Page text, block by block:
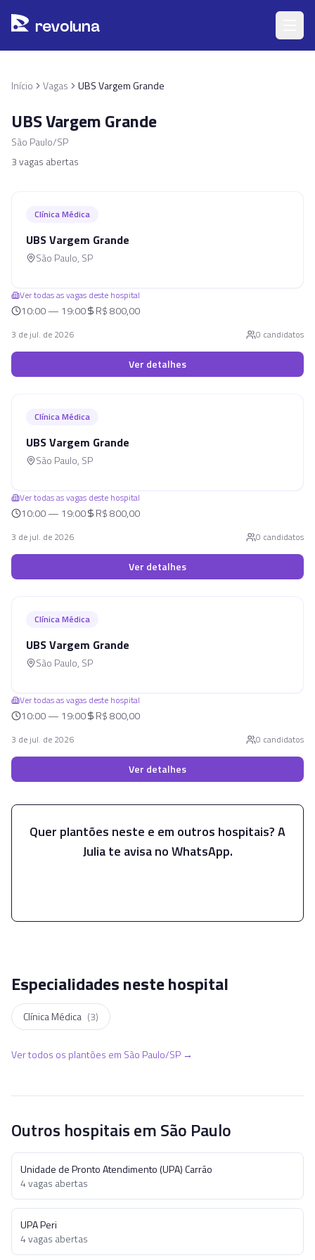
revoluna
Início Vagas UBS Vargem Grande
UBS Vargem Grande
São Paulo/SP
3vagas abertas
Clínica Médica
UBS Vargem Grande
São Paulo, SP
Ver todas as vagas deste hospital
10:00 — 19:00 R$ 800,00
3 de jul. de 2026 0 candidatos
Ver detalhes
Clínica Médica
UBS Vargem Grande
São Paulo, SP
Ver todas as vagas deste hospital
10:00 — 19:00 R$ 800,00
3 de jul. de 2026 0 candidatos
Ver detalhes
Clínica Médica
UBS Vargem Grande
São Paulo, SP
Ver todas as vagas deste hospital
10:00 — 19:00 R$ 800,00
3 de jul. de 2026 0 candidatos
Ver detalhes
Quer plantões neste e em outros hospitais? A
Julia te avisa no WhatsApp.
Especialidades neste hospital
Clínica Médica (3)
Ver todos os plantões em São Paulo/SP →
Outros hospitais emSão Paulo
Unidade de Pronto Atendimento (UPA) Carrão
4vagas abertas
UPA Peri
4vagas abertas